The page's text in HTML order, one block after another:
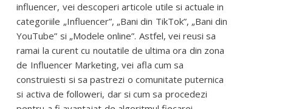
influencer, vei descoperi articole utile si actuale in
categoriile „Influencer”, „Bani din TikTok”, „Bani din
YouTube” si „Modele online”. Astfel, vei reusi sa
ramai la curent cu noutatile de ultima ora din zona
de Influencer Marketing, vei afla cum sa
construiesti si sa pastrezi o comunitate puternica
si activa de followeri, dar si cum sa procedezi